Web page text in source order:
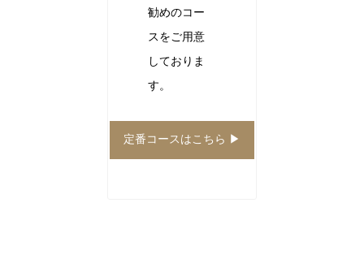
勧めのコー
スをご用意
しておりま
す。
定番コースはこちら ▶︎